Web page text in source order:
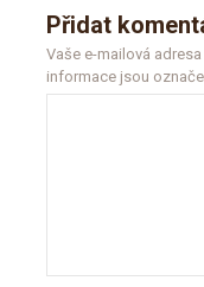
Přidat
Vaše e-mailová
informace jsou